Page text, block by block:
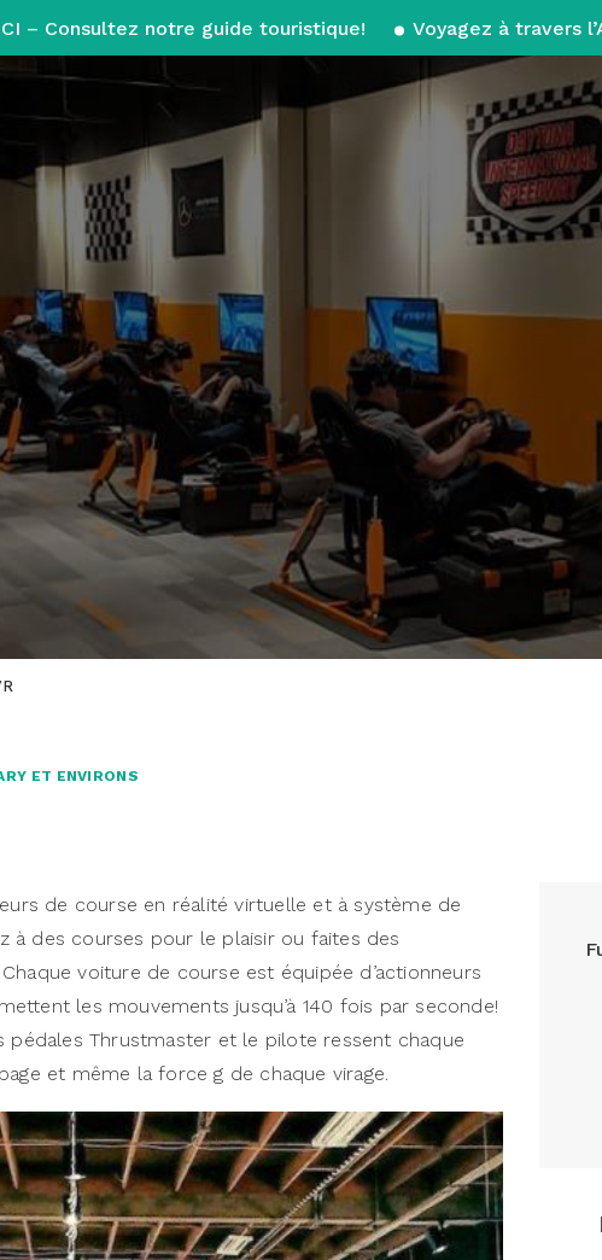
– Consultez notre guide touristique! Voyagez à travers
ET ENVIRONS
de course en réalité virtuelle et à système de
à des courses pour le plaisir ou faites des
voiture de course est équipée d’actionneurs
les mouvements jusqu’à 140 fois par seconde!
pédales Thrustmaster et le pilote ressent chaque
et même la force g de chaque virage.